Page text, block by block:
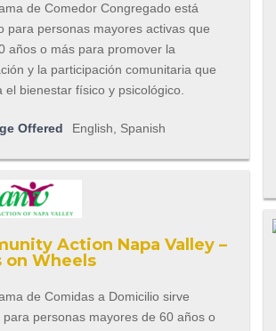
de Comedor Congregado está
para personas mayores activas que
años o más para promover la
y la participación comunitaria que
el bienestar físico y psicológico.
Offered English, Spanish
Action Napa Valley –
on Wheels
de Comidas a Domicilio sirve
para personas mayores de 60 años o